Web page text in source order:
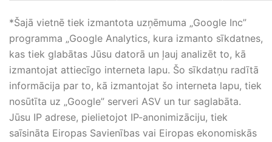
*Šajā vietnē tiek izmantota uzņēmuma „Google Inc”
programma „Google Analytics, kura izmanto sīkdatnes,
kas tiek glabātas Jūsu datorā un ļauj analizēt to, kā
izmantojat attiecīgo interneta lapu. Šo sīkdatņu radītā
informācija par to, kā izmantojat šo interneta lapu, tiek
nosūtīta uz „Google” serveri ASV un tur saglabāta.
Jūsu IP adrese, pielietojot IP-anonimizāciju, tiek
saīsināta Eiropas Savienības vai Eiropas ekonomiskās